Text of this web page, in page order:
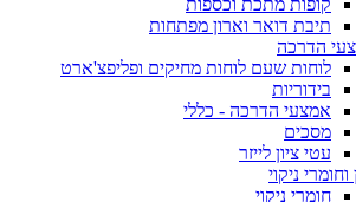
קופות מתכת וכספות
תיבת דואר וארון מפתחות
הדרכה
לוחות שעם לוחות מחיקים ופליפצ'ארט
בידוריות
אמצעי הדרכה - כללי
מסכים
עטי ציון לייזר
וחומרי ניקוי
חומרי ניקוי